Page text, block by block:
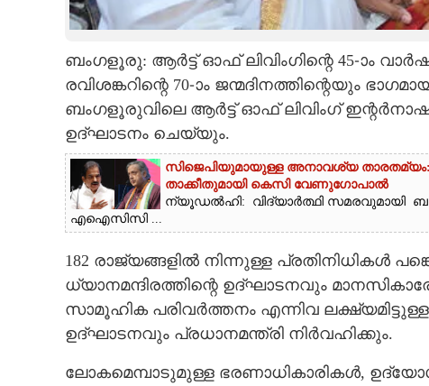
CARTOONS
LITERATURE
CONTACT US
ബംഗളൂരു: ആർട്ട് ഓഫ് ലിവിംഗിന്റെ 45-ാം
രവിശങ്കറിന്റെ 70-ാം ജന്മദിനത്തിന്റെയും
ബംഗളൂരുവിലെ ആർട്ട് ഓഫ് ലിവിംഗ്
ഉദ്ഘാടനം ചെയ്യും.
സിജെപിയുമായുള്ള അനാവശ്യ
താക്കീതുമായി കെസി വേണുഗോപാൽ
ന്യൂഡൽഹി: വിദ്യാർത്ഥി സമരവുമായി
എഐസിസി ...
182 രാജ്യങ്ങളിൽ നിന്നുള്ള പ്രതിനിധികൾ
ധ്യാനമന്ദിരത്തിന്റെ ഉദ്ഘാടനവും
സാമൂഹിക പരിവർത്തനം എന്നിവ
ഉദ്‌ഘാടനവും പ്രധാനമന്ത്രി നിർവഹിക്കും.
ലോകമെമ്പാടുമുള്ള ഭരണാധികാരികൾ,